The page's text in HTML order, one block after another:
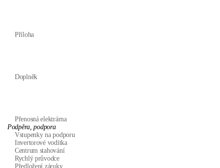
Příloha
Doplněk
Přenosná elektrárna
Podpěra, podpora
Vstupenky na podporu
Invertorové vodítka
Centrum stahování
Rychlý průvodce
Předložení záruky